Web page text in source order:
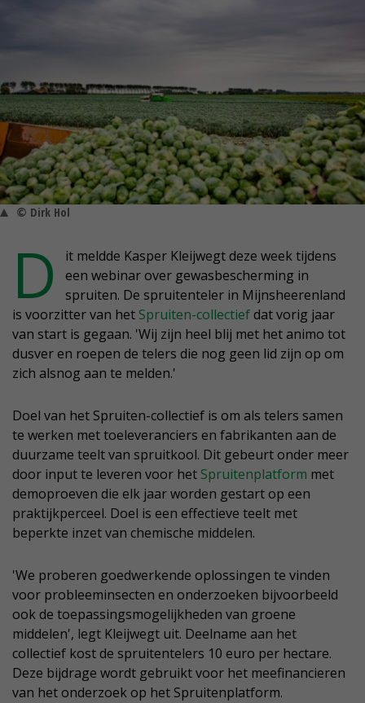
© Dirk Hol
D
it meldde Kasper Kleijwegt deze week tijdens
een webinar over gewasbescherming in
spruiten. De spruitenteler in Mijnsheerenland
is voorzitter van het Spruiten-collectiefdat vorig jaar
van start is gegaan. 'Wij zijn heel blij met het animo tot
dusver en roepen de telers die nog geen lid zijn op om
zich alsnog aan te melden.'
Doel van het Spruiten-collectief is om als telers samen
te werken met toeleveranciers en fabrikanten aan de
duurzame teelt van spruitkool. Dit gebeurt onder meer
door input te leveren voor het Spruitenplatform met
demoproeven die elk jaar worden gestart op een
praktijkperceel. Doel is een effectieve teelt met
beperkte inzet van chemische middelen.
'We proberen goedwerkende oplossingen te vinden
voor probleeminsecten en onderzoeken bijvoorbeeld
ook de toepassingsmogelijkheden van groene
middelen', legt Kleijwegt uit. Deelname aan het
collectief kost de spruitentelers 10 euro per hectare.
Deze bijdrage wordt gebruikt voor het meefinancieren
van het onderzoek op het Spruitenplatform.